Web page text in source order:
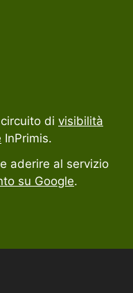
di visibilità
InPrimis.
aderire al servizio
su Google.